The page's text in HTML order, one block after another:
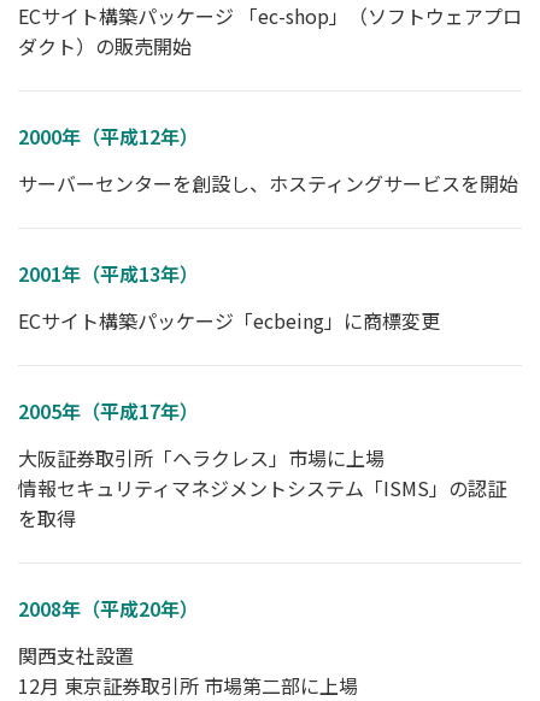
ECサイト構築パッケージ 「ec-shop」（ソフトウェアプロ
ダクト）の販売開始
2000年（平成12年）
サーバーセンターを創設し、ホスティングサービスを開始
2001年（平成13年）
ECサイト構築パッケージ「ecbeing」に商標変更
2005年（平成17年）
大阪証券取引所「ヘラクレス」市場に上場
情報セキュリティマネジメントシステム「ISMS」の認証
を取得
2008年（平成20年）
関西支社設置
12月 東京証券取引所 市場第二部に上場